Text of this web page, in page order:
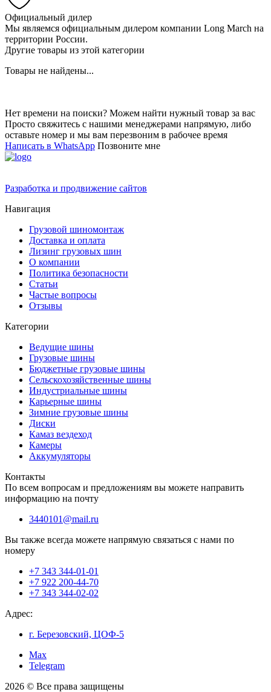
Официальный дилер
Мы являемся официальным дилером компании Long March на
территории России.
Другие товары из этой категории
Товары не найдены...
Нет времени на поиски? Можем найти нужный товар за вас
Просто свяжитесь с нашими менеджерами напрямую, либо
оставьте номер и мы вам перезвоним в рабочее время
Написать в WhatsApp Позвоните мне
Разработка и продвижение сайтов
Навигация
Грузовой шиномонтаж
Доставка и оплата
Лизинг грузовых шин
О компании
Политика безопасности
Статьи
Частые вопросы
Отзывы
Категории
Ведущие шины
Грузовые шины
Бюджетные грузовые шины
Сельскохозяйственные шины
Индустриальные шины
Карьерные шины
Зимние грузовые шины
Диски
Камаз вездеход
Камеры
Аккумуляторы
Контакты
По всем вопросам и предложениям вы можете направить
информацию на почту
3440101@mail.ru
Вы также всегда можете напрямую связаться с нами по
номеру
+7 343 344-01-01
+7 922 200-44-70
+7 343 344-02-02
Адрес:
г. Березовский, ЦОФ-5
Max
Telegram
2026 © Все права защищены